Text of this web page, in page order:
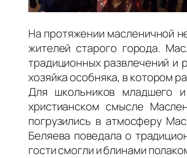
На протяжении масленичной
жителей старого города.
традиционных развлечений
хозяйка особняка, в котором
Для школьников младшего
христианском смысле
погрузились в атмосферу
Беляева поведала о
гости смогли и блинами